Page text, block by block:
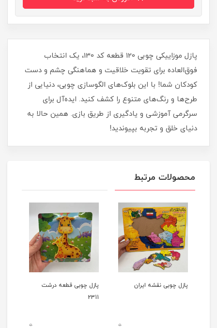
پازل موزاییکی چوبی 120 قطعه کد 130، یک انتخاب
فوق‌العاده برای تقویت خلاقیت و هماهنگی چشم و دست
کودکان شما! با این بلوک‌های الگوسازی چوبی، دنیایی از
طرح‌ها و رنگ‌های متنوع را کشف کنید. ایده‌آل برای
سرگرمی آموزشی و یادگیری از طریق بازی. همین حالا به
دنیای خلق و تجربه بپیوندید!
محصولات مرتبط
پازل چوبی نقشه ایران
0
پازل چوبی قطعه درشت
2311
0